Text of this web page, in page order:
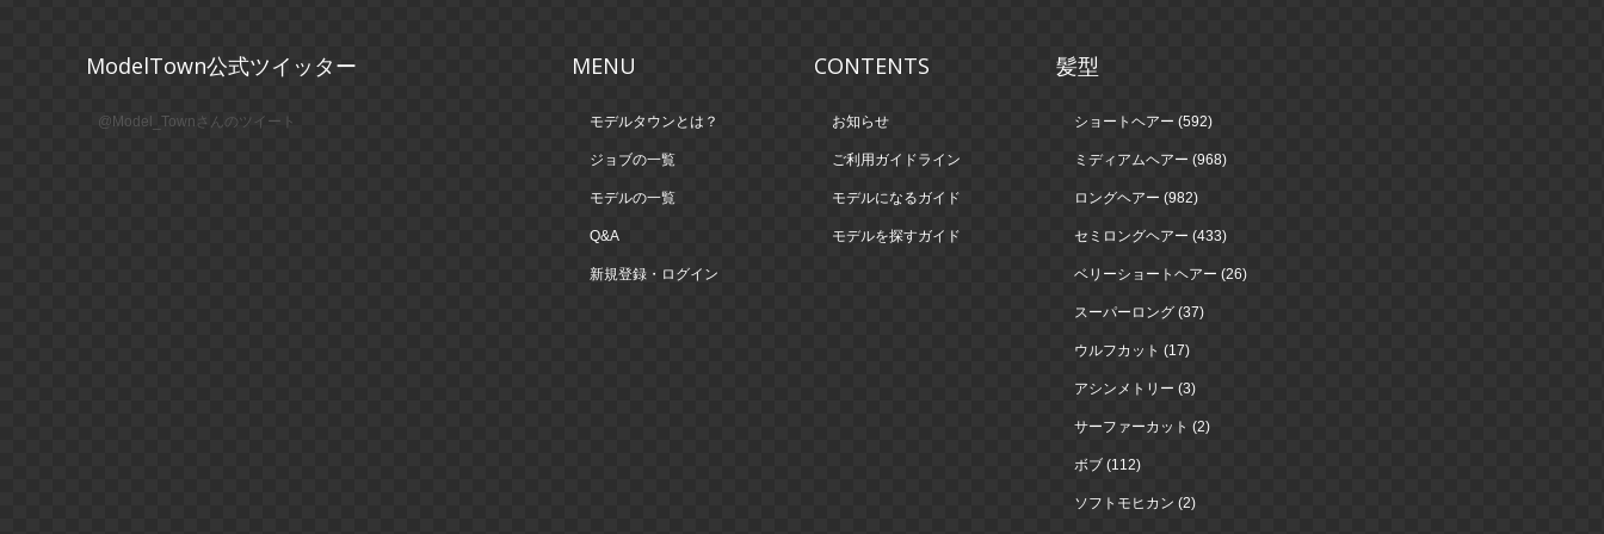
ModelTown公式ツイッター
@Model_Townさんのツイート
MENU
モデルタウンとは？
ジョブの一覧
モデルの一覧
Q&A
新規登録・ログイン
CONTENTS
お知らせ
ご利用ガイドライン
モデルになるガイド
モデルを探すガイド
髪型
ショートヘアー (592)
ミディアムヘアー (968)
ロングヘアー (982)
セミロングヘアー (433)
ベリーショートヘアー (26)
スーパーロング (37)
ウルフカット (17)
アシンメトリー (3)
サーファーカット (2)
ボブ (112)
ソフトモヒカン (2)